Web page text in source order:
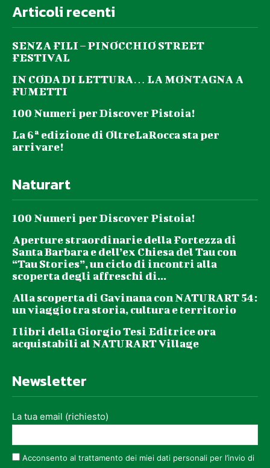
Articoli recenti
SENZA FILI – PINOCCHIO STREET
FESTIVAL
IN CODA DI LETTURA… LA MONTAGNA A
FUMETTI
100 Numeri per Discover Pistoia!
La 6ª edizione di OltreLaRocca sta per
arrivare!
Naturart
100 Numeri per Discover Pistoia!
Aperture straordinarie della Fortezza di
Santa Barbara e dell’ex Chiesa del Tau con
“Tau Stories”, un ciclo di incontri alla
scoperta degli affreschi di...
Alla scoperta di Gavinana con NATURART 54:
un viaggio tra storia, cultura e territorio
I libri della Giorgio Tesi Editrice ora
acquistabili al NATURART Village
Newsletter
La tua email (richiesto)
Acconsento al trattamento dei miei dati personali per l’invio di